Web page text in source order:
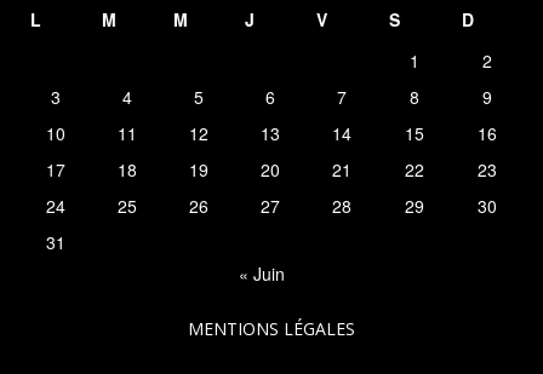
L M M J V S
D
1
2
3
4 5 6 7 8
9
10
11 12 13 14 15
16
17
18 19 20 21 22
23
24
25 26 27 28 29
30
31
« Juin
MENTIONS LÉGALES